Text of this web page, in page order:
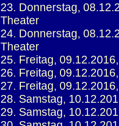
23. Donnerstag,
Theater
24. Donnerstag,
Theater
25. Freitag,
26. Freitag,
27. Freitag,
28. Samstag,
29. Samstag,